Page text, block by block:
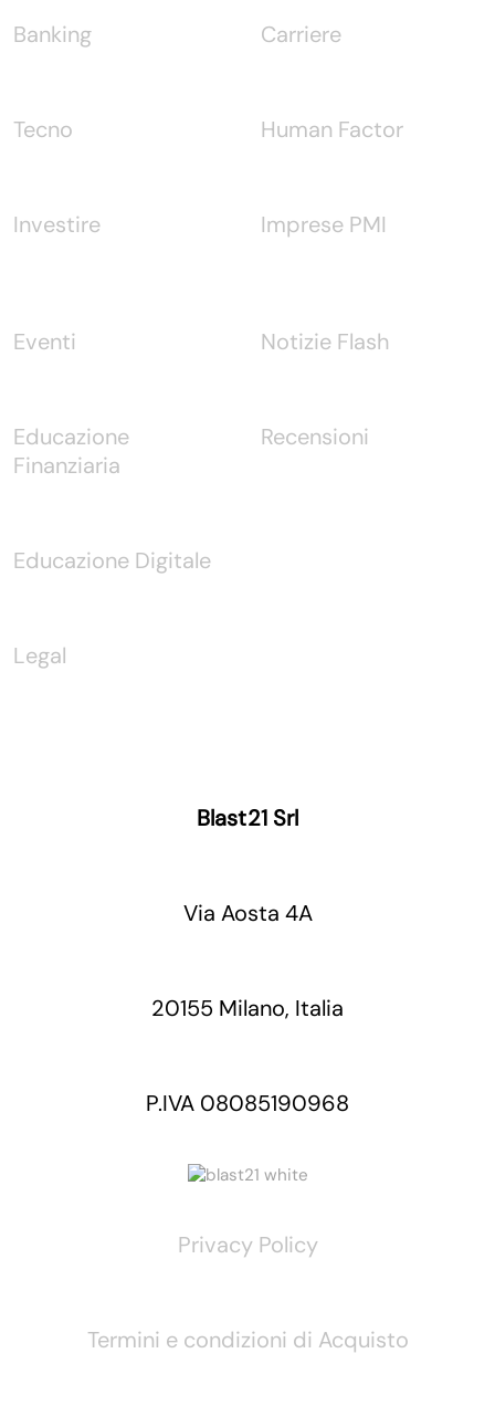
Banking
Tecno
Investire
Carriere
Human Factor
Imprese PMI
Eventi
Educazione
Finanziaria
Educazione Digitale
Legal
Notizie Flash
Recensioni
Blast21 Srl
Via Aosta 4A
20155 Milano, Italia
P.IVA 08085190968
Privacy Policy
Termini e condizioni di Acquisto